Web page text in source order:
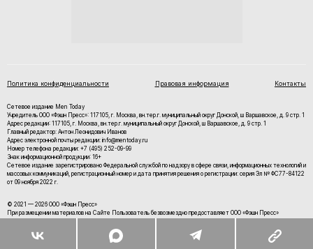
Политика конфиденциальности Правовая информация Контакты
Сетевое издание Men Today
Учредитель ООО «Фэшн Пресс»: 117105, г. Москва, вн.тер.г. муниципальный округ Донской, ш Варшавское, д. 9 стр. 1
Адрес редакции: 117105, г. Москва, вн.тер.г. муниципальный округ Донской, ш Варшавское, д. 9 стр. 1
Главный редактор: Антон Леонидович Иванов
Адрес электронной почты редакции: info@mentoday.ru
Номер телефона редакции: +7 (495) 252-09-99
Знак информационной продукции: 16+
Cетевое издание зарегистрировано Федеральной службой по надзору в сфере связи, информационных технологий и
массовых коммуникаций, регистрационный номер и дата принятия решения о регистрации: серия Эл № ФС77-84122
от 09 ноября 2022 г.
© 2021 — 2026 ООО «Фэшн Пресс»
При размещении материалов на Сайте Пользователь безвозмездно предоставляет ООО «Фэшн Пресс»
произведений, а также на демонстрацию материалов и доведение их до всеобщего сведения.